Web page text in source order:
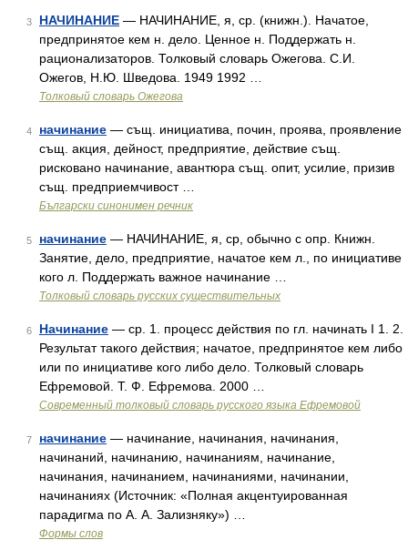
3 НАЧИНАНИЕ — НАЧИНАНИЕ, я, ср. (книжн.). Начатое,
предпринятое кем н. дело. Ценное н. Поддержать н.
рационализаторов. Толковый словарь Ожегова. С.И.
Ожегов, Н.Ю. Шведова. 1949 1992 …
Толковый словарь Ожегова
4 начинание — същ. инициатива, почин, проява, проявление
същ. акция, дейност, предприятие, действие същ.
рисковано начинание, авантюра същ. опит, усилие, призив
същ. предприемчивост …
Български синонимен речник
5 начинание — НАЧИНАНИЕ, я, ср, обычно с опр. Книжн.
Занятие, дело, предприятие, начатое кем л., по инициативе
кого л. Поддержать важное начинание …
Толковый словарь русских существительных
6 Начинание — ср. 1. процесс действия по гл. начинать I 1. 2.
Результат такого действия; начатое, предпринятое кем либо
или по инициативе кого либо дело. Толковый словарь
Ефремовой. Т. Ф. Ефремова. 2000 …
Современный толковый словарь русского языка Ефремовой
7 начинание — начинание, начинания, начинания,
начинаний, начинанию, начинаниям, начинание,
начинания, начинанием, начинаниями, начинании,
начинаниях (Источник: «Полная акцентуированная
парадигма по А. А. Зализняку») …
Формы слов